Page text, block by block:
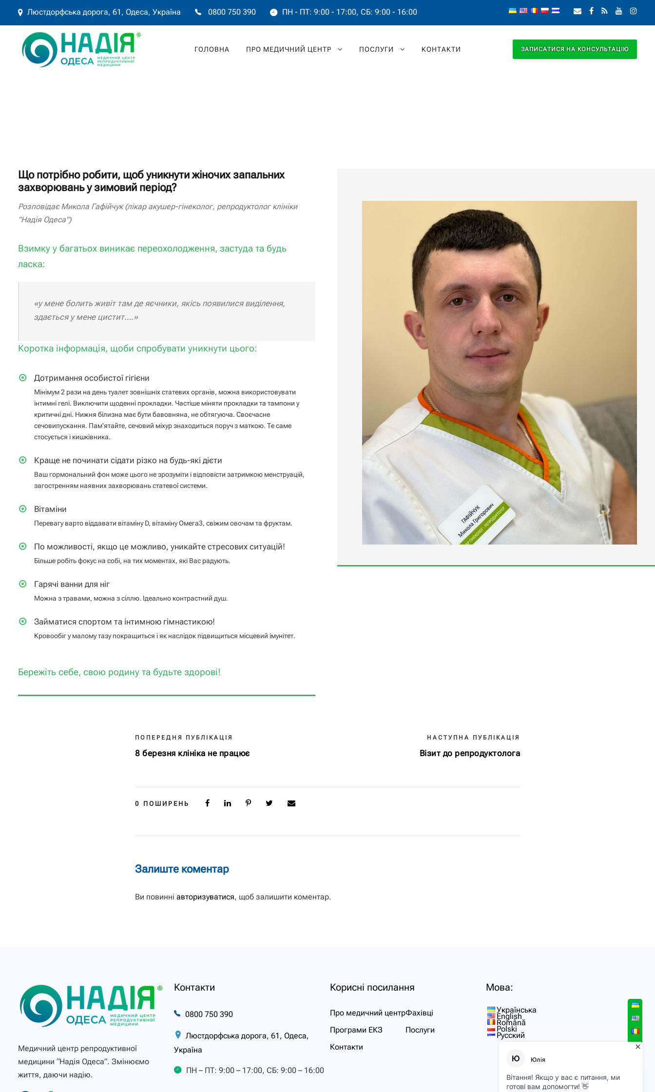
Люстдорфська дорога, 61, Одеса, Україна 0800 750 390 ПН - ПТ: 9:00 - 17:00, СБ: 9:00 - 16:00
ГОЛОВНА ПРО МЕДИЧНИЙ ЦЕНТР ПОСЛУГИ КОНТАКТИ ЗАПИСАТИСЯ НА КОНСУЛЬТАЦІЮ
Що потрібно робити, щоб уникнути жіночих запальних
захворювань у зимовий період?
Розповідає Микола Гафійчук (лікар акушер-гінеколог, репродуктолог клініки
"Надія Одеса")
Взимку у багатьох виникає переохолодження, застуда та будь
ласка:
«у мене болить живіт там де яєчники, якісь появилися виділення,
здається у мене цистит….»
Коротка інформація, щоби спробувати уникнути цього:
Дотримання особистої гігієни
Мінімум 2 рази на день туалет зовнішніх статевих органів, можна використовувати
інтимні гелі. Виключити щоденні прокладки. Частіше міняти прокладки та тампони у
критичні дні. Нижня білизна має бути бавовняна, не обтягуюча. Своєчасне
сечовипускання. Пам'ятайте, сечовий міхур знаходиться поруч з маткою. Те саме
стосується і кишківника.
Краще не починати сідати різко на будь-які дієти
Ваш гормональний фон може цього не зрозуміти і відповісти затримкою менструацій,
загостренням наявних захворювань статевої системи.
Вітаміни
Перевагу варто віддавати вітаміну D, вітаміну Омега3, свіжим овочам та фруктам.
По можливості, якщо це можливо, уникайте стресових ситуацій!
Більше робіть фокус на собі, на тих моментах, які Вас радують.
Гарячі ванни для ніг
Можна з травами, можна з сіллю. Ідеально контрастний душ.
Займатися спортом та інтимною гімнастикою!
Кровообіг у малому тазу покращиться і як наслідок підвищиться місцевий імунітет.
Бережіть себе, свою родину та будьте здорові!
ПОПЕРЕДНЯ ПУБЛІКАЦІЯ
8 березня клініка не працює
НАСТУПНА ПУБЛІКАЦІЯ
Візит до репродуктолога
0 ПОШИРЕНЬ
Залиште коментар
Ви повинні авторизуватися, щоб залишити коментар.
Медичний центр репродуктивної
медицини “Надія Одеса”. Змінюємо
життя, даючи надію.
Контакти
0800 750 390
Люстдорфська дорога, 61, Одеса,
Україна
ПН – ПТ: 9:00 – 17:00, СБ: 9:00 – 16:00
Корисні посилання
Про медичний центрФахівці
Програми ЕКЗ
Послуги
Контакти
Мова:
Українська
English
Română
Polski
Русский